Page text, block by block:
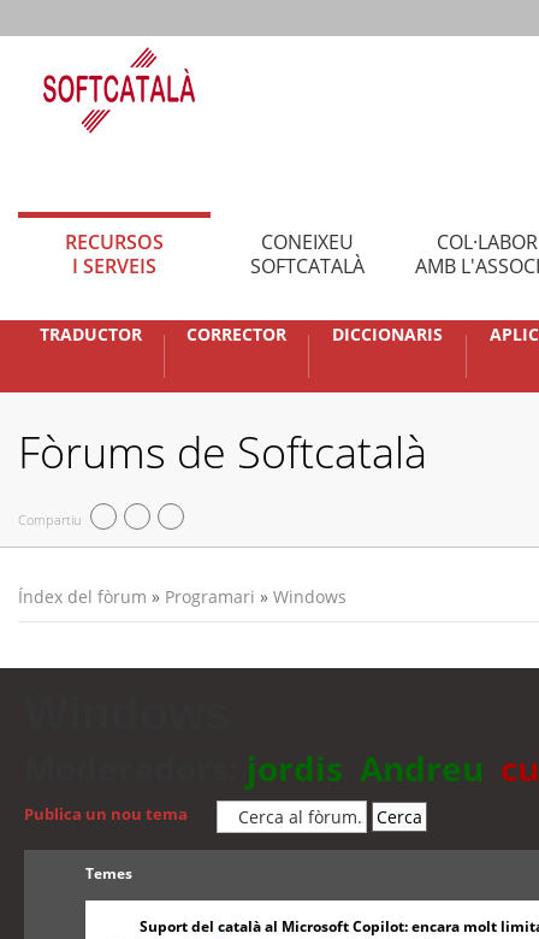
RECURSOS
I SERVEIS
CONEIXEU
SOFTCATALÀ
AMB
TRADUCTOR CORRECTOR DICCIONARIS
Fòrums de Softcatalà
Compartiu
Índex del fòrum » Programari » Windows
jordis Andreu
Publica un nou tema
Temes
Suport del català al Microsoft Copilot: encara molt